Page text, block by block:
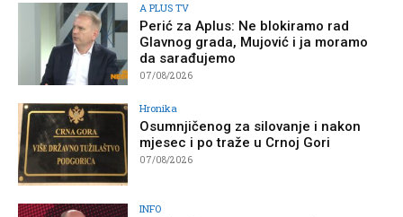
A PLUS TV
Perić za Aplus: Ne blokiramo rad
Glavnog grada, Mujović i ja moramo
da sarađujemo
07/08/2026
Hronika
Osumnjičenog za silovanje i nakon
mjesec i po traže u Crnoj Gori
07/08/2026
INFO